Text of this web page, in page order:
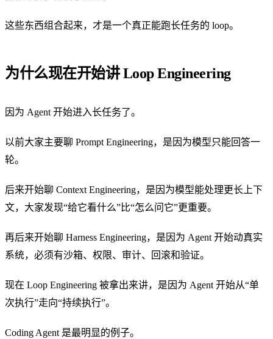
这些东西组合起来，才是一个真正能跑长任务的 loop。
为什么现在开始讲 Loop Engineering
因为 Agent 开始进入长任务了。
以前大家主要聊 Prompt Engineering，是因为模型只能回答一
轮。
后来开始聊 Context Engineering，是因为模型能处理更长上下
文，大家发现“给它看什么”比“怎么问它”更重要。
再后来开始聊 Harness Engineering，是因为 Agent 开始动真实
系统，必须有沙箱、权限、审计、回滚和验证。
现在 Loop Engineering 被拿出来讲，是因为 Agent 开始从“单
次执行”走向“持续执行”。
Coding Agent 是最明显的例子。